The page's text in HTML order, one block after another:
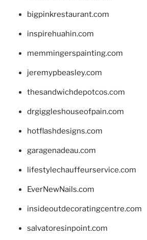
bigpinkrestaurant.com
inspirehuahin.com
memmingerspainting.com
jeremypbeasley.com
thesandwichdepotcos.com
drgiggleshouseofpain.com
hotflashdesigns.com
garagenadeau.com
lifestylechauffeurservice.com
EverNewNails.com
insideoutdecoratingcentre.com
salvatoresinpoint.com